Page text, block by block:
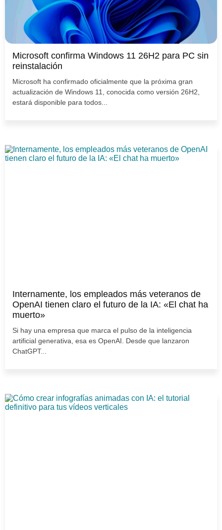
Microsoft confirma Windows 11 26H2 para PC sin
reinstalación
Microsoft ha confirmado oficialmente que la próxima gran
actualización de Windows 11, conocida como versión 26H2,
estará disponible para todos...
Internamente, los empleados más veteranos de
OpenAI tienen claro el futuro de la IA: «El chat ha
muerto»
Si hay una empresa que marca el pulso de la inteligencia
artificial generativa, esa es OpenAI. Desde que lanzaron
ChatGPT...